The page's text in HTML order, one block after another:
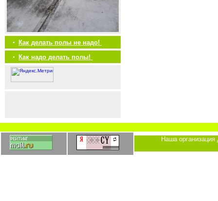
•
Как делать полы не надо!
•
Как надо делать полы!
Наша